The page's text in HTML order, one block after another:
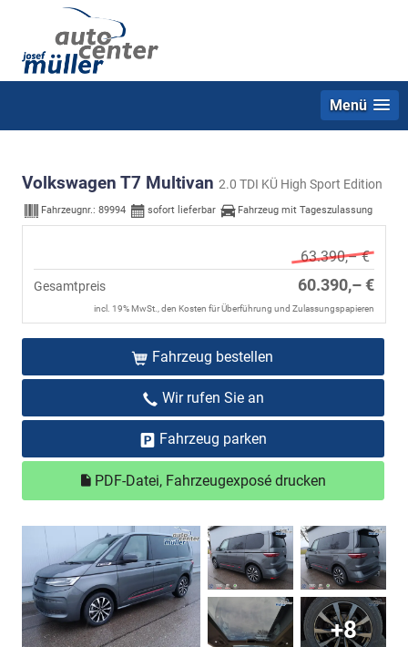
Menü
Volkswagen T7 Multivan 2.0 TDI KÜ High Sport Edition
Fahrzeugnr.: 89994 sofort lieferbar Fahrzeug mit Tageszulassung
63.390,– €
Gesamtpreis 60.390,– €
incl. 19% MwSt., den Kosten für Überführung und Zulassungspapieren
Fahrzeug bestellen
Wir rufen Sie an
Fahrzeug parken
PDF-Datei, Fahrzeugexposé drucken
+8